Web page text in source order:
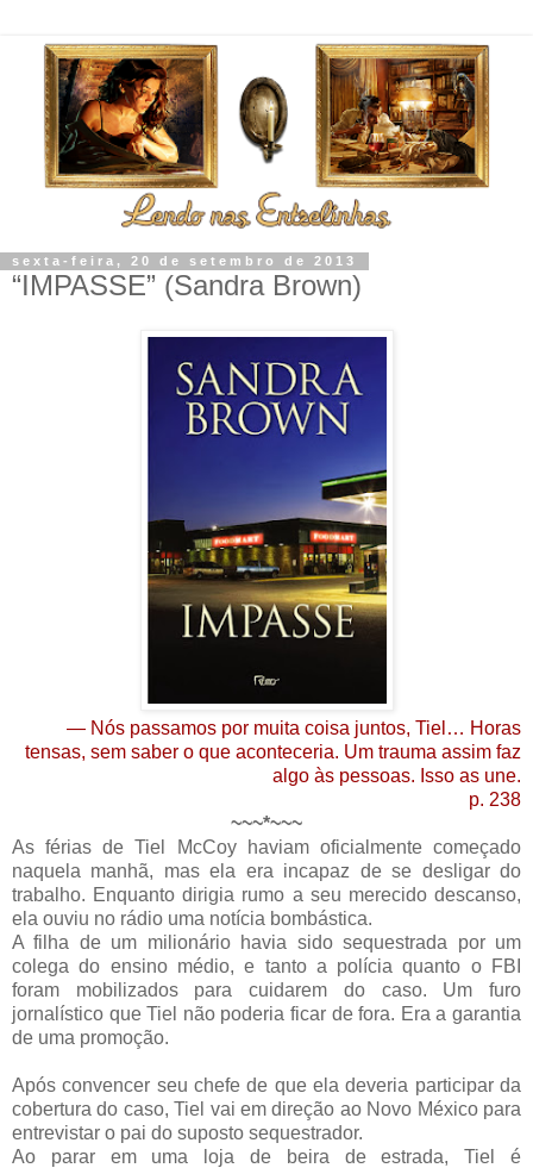
sexta-feira, 20 de setembro de 2013
“IMPASSE” (Sandra Brown)
— Nós passamos por muita coisa juntos, Tiel… Horas
tensas, sem saber o que aconteceria. Um trauma assim faz
algo às pessoas. Isso as une.
p. 238
~~~*~~~
As férias de Tiel McCoy haviam oficialmente começado
naquela manhã, mas ela era incapaz de se desligar do
trabalho. Enquanto dirigia rumo a seu merecido descanso,
ela ouviu no rádio uma notícia bombástica.
A filha de um milionário havia sido sequestrada por um
colega do ensino médio, e tanto a polícia quanto o FBI
foram mobilizados para cuidarem do caso. Um furo
jornalístico que Tiel não poderia ficar de fora. Era a garantia
de uma promoção.
Após convencer seu chefe de que ela deveria participar da
cobertura do caso, Tiel vai em direção ao Novo México para
entrevistar o pai do suposto sequestrador.
Ao parar em uma loja de beira de estrada, Tiel é